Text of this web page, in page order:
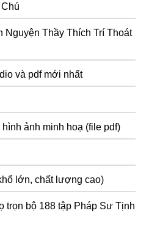
Nguyện Thầy Thích Trí Thoát
và pdf mới nhất
ảnh minh hoạ (file pdf)
lớn, chất lượng cao)
trọn bộ 188 tập Pháp Sư Tịnh